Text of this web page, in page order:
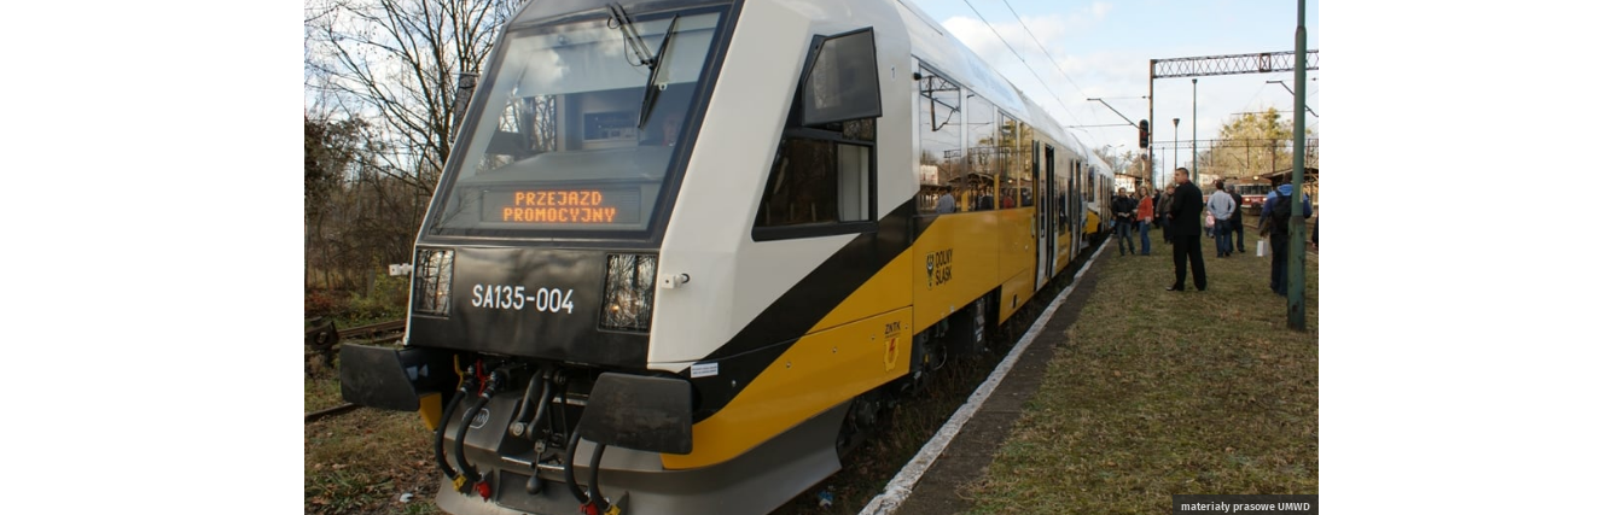
materiały prasowe UMWD